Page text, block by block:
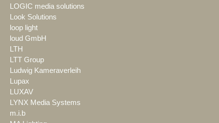
LOGIC media solutions
Look Solutions
loop light
loud GmbH
LTH
LTT Group
Ludwig Kameraverleih
Lupax
LUXAV
LYNX Media Systems
m.i.b